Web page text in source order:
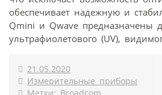
обеспечивает надежную и
Qmini и Qwave предназначены
ультрафиолетового (UV),
21.05.2020
Измерительные приборы